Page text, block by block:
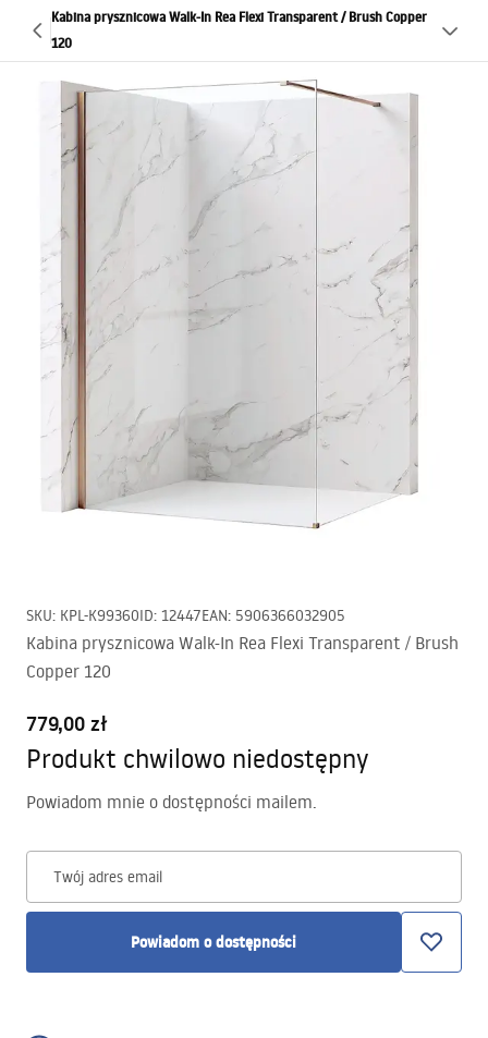
Kabina prysznicowa Walk-In Rea Flexi Transparent / Brush Copper
120
SKU: KPL-K99360ID: 12447EAN: 5906366032905
Kabina prysznicowa Walk-In Rea Flexi Transparent / Brush
Copper 120
779,00 zł
Produkt chwilowo niedostępny
Powiadom mnie o dostępności mailem.
Twój adres email
Powiadom o dostępności